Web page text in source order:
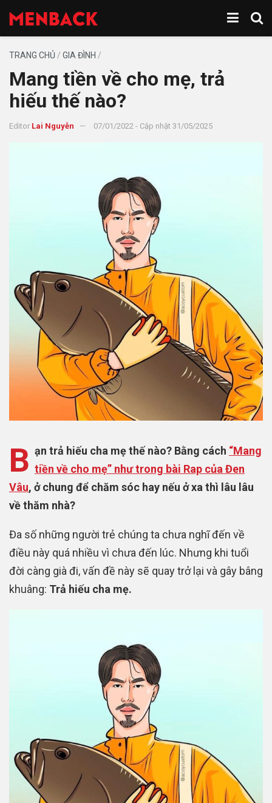
TRANG CHỦ / GIA ĐÌNH /
Mang tiền về cho mẹ, trả
hiếu thế nào?
Editor Lai Nguyễn 07/01/2022 - Cập nhật 31/05/2025
B ạn trả hiếu cha mẹ thế nào? Bằng cách “Mang
tiền về cho mẹ” như trong bài Rap của Đen
Vâu, ở chung để chăm sóc hay nếu ở xa thì lâu lâu
về thăm nhà?
Đa số những người trẻ chúng ta chưa nghĩ đến về
điều này quá nhiều vì chưa đến lúc. Nhưng khi tuổi
đời càng già đi, vấn đề này sẽ quay trở lại và gây bâng
khuâng: Trả hiếu cha mẹ.